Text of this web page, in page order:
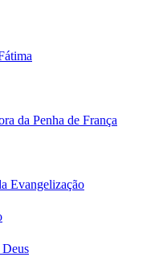
da Penha de França
Evangelização
Deus